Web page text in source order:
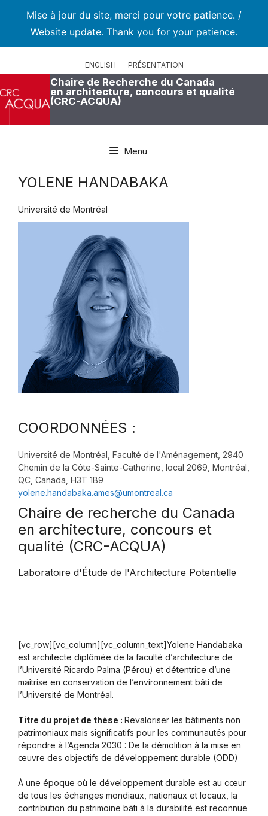
Mise à jour du site, merci pour votre patience. /
Website update. Thank you for your patience.
ENGLISH PRÉSENTATION
Chaire de Recherche du Canada
en architecture, concours et qualité
(CRC-ACQUA)
Menu
YOLENE HANDABAKA
Université de Montréal
COORDONNÉES :
Université de Montréal, Faculté de l'Aménagement, 2940
Chemin de la Côte-Sainte-Catherine, local 2069, Montréal,
QC, Canada, H3T 1B9
yolene.handabaka.ames@umontreal.ca
Chaire de recherche du Canada
en architecture, concours et
qualité (CRC-ACQUA)
Laboratoire d'Étude de l'Architecture Potentielle
[vc_row][vc_column][vc_column_text]Yolene Handabaka
est architecte diplômée de la faculté d’architecture de
l’Université Ricardo Palma (Pérou) et détentrice d’une
maîtrise en conservation de l’environnement bâti de
l’Université de Montréal.
Titre du projet de thèse : Revaloriser les bâtiments non
patrimoniaux mais significatifs pour les communautés pour
répondre à l’Agenda 2030 : De la démolition à la mise en
œuvre des objectifs de développement durable (ODD)
À une époque où le développement durable est au cœur
de tous les échanges mondiaux, nationaux et locaux, la
contribution du patrimoine bâti à la durabilité est reconnue